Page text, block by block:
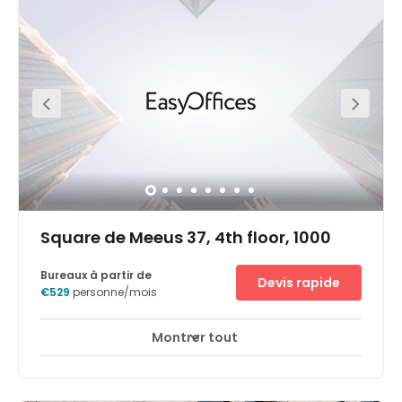
surrounded by cafe and restaurant amenities and has
27-36-60) and metro (line Schuman). Within the
immediate vicinity, you can find a selection of
restaurants, hotels, and the Press Club Brussels Europe
conference centre, in which you can host networking
events and training seminars in an attractive space.
Square de Meeus 37, 4th floor, 1000
Salon d'affaires
Bureaux à partir de
€529 personne/mois
Devis rapide
Montrer tout